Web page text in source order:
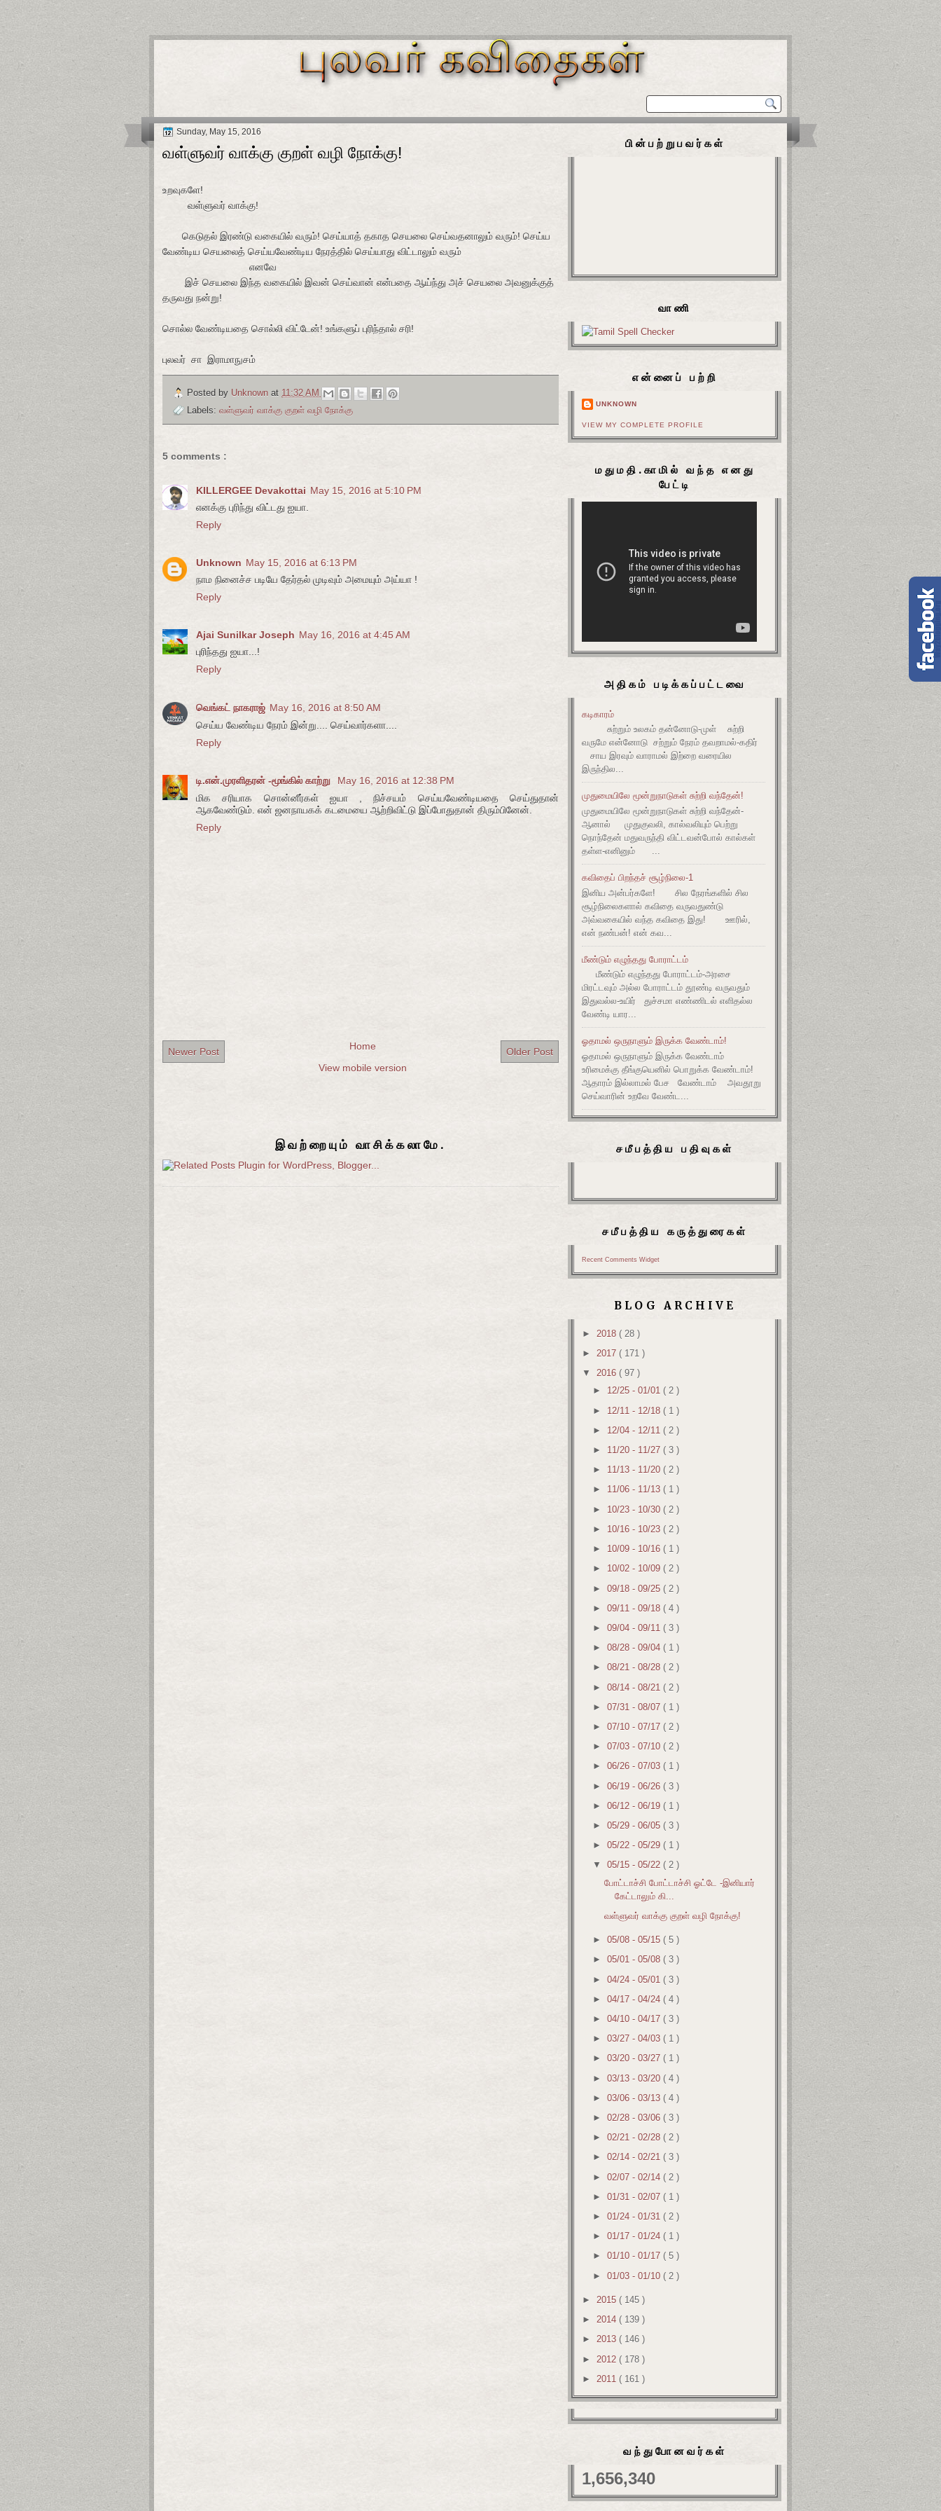
Sunday, May 15, 2016
வள்ளுவர் வாக்கு குறள் வழி நோக்கு!
உறவுகளே!
வள்ளுவர் வாக்கு!
கெடுதல் இரண்டு வகையில் வரும்! செய்யாத் தகாத செயலை செய்வதனாலும் வரும்! செய்ய
வேண்டிய செயலைத் செய்யவேண்டிய நேரத்தில் செய்யாது விட்டாலும் வரும்
எனவே
இச் செயலை இந்த வகையில் இவன் செய்வான் என்பதை ஆய்ந்து அச் செயலை அவனுக்குத்
தருவது நன்று!
சொல்ல வேண்டியதை சொல்லி விட்டேன்! உங்களுப் புரிந்தால் சரி!
புலவர் சா இராமாநுசம்
Posted by Unknown at 11:32 AM
Labels: வள்ளுவர் வாக்கு குறள் வழி நோக்கு
5 comments :
KILLERGEE Devakottai May 15, 2016 at 5:10 PM
எனக்கு புரிந்து விட்டது ஐயா.
Reply
Unknown May 15, 2016 at 6:13 PM
நாம நினைச்ச படியே தேர்தல் முடிவும் அமையும் அய்யா !
Reply
Ajai Sunilkar Joseph May 16, 2016 at 4:45 AM
புரிந்தது ஐயா...!
Reply
வெங்கட் நாகராஜ் May 16, 2016 at 8:50 AM
செய்ய வேண்டிய நேரம் இன்று.... செய்வார்களா....
Reply
டி.என்.முரளிதரன் -மூங்கில் காற்று
May 16, 2016 at 12:38 PM
மிக சரியாக சொன்னீர்கள் ஐயா , நிச்சயம் செய்யவேண்டியதை செய்துதான்
ஆகவேண்டும். என் ஜனநாயகக் கடமையை ஆற்றிவிட்டு இப்போதுதான் திரும்பினேன்.
Reply
Newer Post Older Post
Home
View mobile version
இவற்றையும் வாசிக்கலாமே.
பின்பற்றுபவர்கள்
வாணி
என்னைப் பற்றி
UNKNOWN
VIEW MY COMPLETE PROFILE
மதுமதி.காமில் வந்த எனது
பேட்டி
அதிகம் படிக்கப்பட்டவை
கடிகாரம்
சுற்றும் உலகம் தன்னோடு-முள் சுற்றி
வருமே என்னோடு சற்றும் நேரம் தவறாமல்-கதிர்
சாய இரவும் வாராமல் இற்றை வரையில
இருந்தில...
முதுமையிலே மூன்றுநாடுகள் சுற்றி வந்தேன்!
முதுமையிலே மூன்றுநாடுகள் சுற்றி வந்தேன்-
ஆனால் முதுகுவலி, கால்வலியும் பெற்று
நொந்தேன் மதுவருந்தி விட்டவன்போல் கால்கள்
தள்ள-எனினும் ...
கவிதைப் பிறந்தச் சூழ்நிலை-1
இனிய அன்பர்களே! சில நேரங்களில் சில
சூழ்நிலைகளால் கவிதை வருவதுண்டு
அவ்வகையில் வந்த கவிதை இது! ஊரில்,
என் நண்பன்! என் கவ...
மீண்டும் எழுந்தது போராட்டம்
மீண்டும் எழுந்தது போராட்டம்-அரசை
மிரட்டவும் அல்ல போராட்டம் தூண்டி வருவதும்
இதுவல்ல-உயிர் துச்சமா எண்ணிடல் எளிதல்ல
வேண்டி யார...
ஓதாமல் ஒருநாளும் இருக்க வேண்டாம்!
ஓதாமல் ஒருநாளும் இருக்க வேண்டாம்
உரிமைக்கு தீங்குயெனில் பொறுக்க வேண்டாம்!
ஆதாரம் இல்லாமல் பேச வேண்டாம் அவதூறு
செய்வாரின் உறவே வேண்ட...
சமீபத்திய பதிவுகள்
சமீபத்திய கருத்துரைகள்
Recent Comments Widget
BLOG ARCHIVE
► 2018 ( 28 )
► 2017 ( 171 )
▼ 2016 ( 97 )
► 12/25 - 01/01 ( 2 )
► 12/11 - 12/18 ( 1 )
► 12/04 - 12/11 ( 2 )
► 11/20 - 11/27 ( 3 )
► 11/13 - 11/20 ( 2 )
► 11/06 - 11/13 ( 1 )
► 10/23 - 10/30 ( 2 )
► 10/16 - 10/23 ( 2 )
► 10/09 - 10/16 ( 1 )
► 10/02 - 10/09 ( 2 )
►09/18 - 09/25 ( 2 )
►09/11 - 09/18 ( 4 )
►09/04 - 09/11 ( 3 )
►08/28 - 09/04 ( 1 )
►08/21 - 08/28 ( 2 )
►08/14 - 08/21 ( 2 )
►07/31 - 08/07 ( 1 )
►07/10 - 07/17 ( 2 )
►07/03 - 07/10 ( 2 )
►06/26 - 07/03 ( 1 )
►06/19 - 06/26 ( 3 )
►06/12 - 06/19 ( 1 )
►05/29 - 06/05 ( 3 )
►05/22 - 05/29 ( 1 )
▼05/15 - 05/22 ( 2 )
போட்டாச்சி போட்டாச்சி ஓட்டே -இனியார்
கேட்டாலும் கி...
வள்ளுவர் வாக்கு குறள் வழி நோக்கு!
►05/08 - 05/15 ( 5 )
►05/01 - 05/08 ( 3 )
►04/24 - 05/01 ( 3 )
►04/17 - 04/24 ( 4 )
►04/10 - 04/17 ( 3 )
►03/27 - 04/03 ( 1 )
►03/20 - 03/27 ( 1 )
►03/13 - 03/20 ( 4 )
►03/06 - 03/13 ( 4 )
►02/28 - 03/06 ( 3 )
►02/21 - 02/28 ( 2 )
►02/14 - 02/21 ( 3 )
►02/07 - 02/14 ( 2 )
►01/31 - 02/07 ( 1 )
►01/24 - 01/31 ( 2 )
►01/17 - 01/24 ( 1 )
►01/10 - 01/17 ( 5 )
►01/03 - 01/10 ( 2 )
► 2015 ( 145 )
► 2014 ( 139 )
► 2013 ( 146 )
► 2012 ( 178 )
► 2011 ( 161 )
வந்துபோனவர்கள்
1,656,340